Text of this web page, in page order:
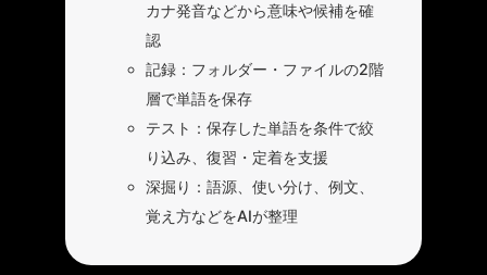
カナ発音などから意味や候補を確
認
記録：フォルダー・ファイルの2階
層で単語を保存
テスト：保存した単語を条件で絞
り込み、復習・定着を支援
深掘り：語源、使い分け、例文、
覚え方などをAIが整理